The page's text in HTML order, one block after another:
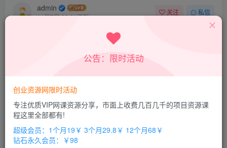
admin
11月7日 22:24更新
关注 私信
超级会员
立即购买
公告：限时活动
创业资源网限时活动
专注优质VIP网课资源分享，市面上收费几百几千的项目资源课
程这里全部都有!
超级会员：1个月19￥ 3个月29.8￥ 12个月68￥
钻石永久会员：￥98